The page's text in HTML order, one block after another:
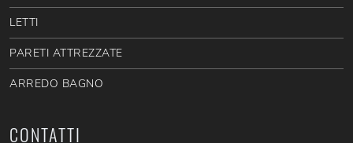
LETTI
PARETI ATTREZZATE
ARREDO BAGNO
CONTATTI